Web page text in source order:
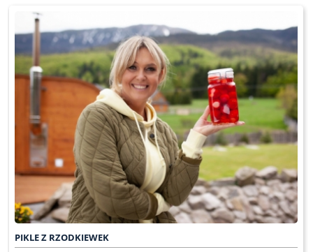
PIKLE Z RZODKIEWEK